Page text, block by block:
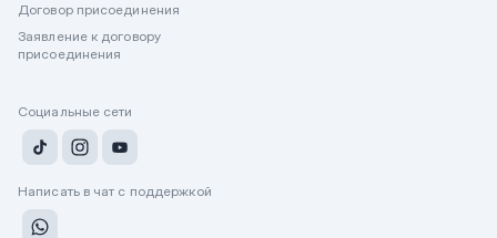
Договор присоединения
Заявление к договору
присоединения
Социальные сети
Написать в чат с поддержкой